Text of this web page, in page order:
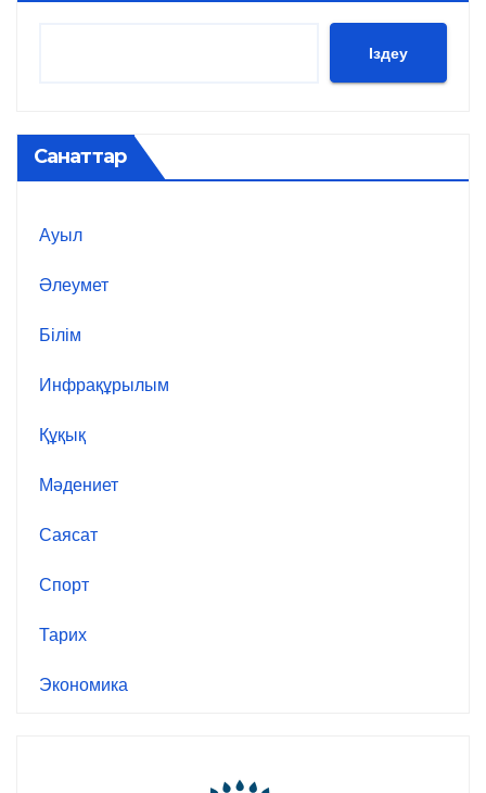
Іздеу
Санаттар
Ауыл
Әлеумет
Білім
Инфрақұрылым
Құқық
Мәдениет
Саясат
Спорт
Тарих
Экономика